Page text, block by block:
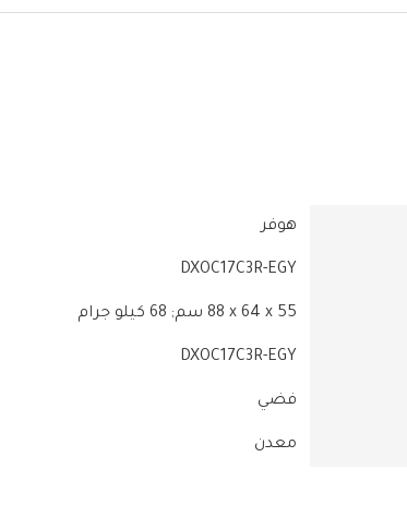
‎DXOC17C3R-EGY
‎88 x 64 x 55 سم; 68 كيلو جرام
‎DXOC17C3R-EGY